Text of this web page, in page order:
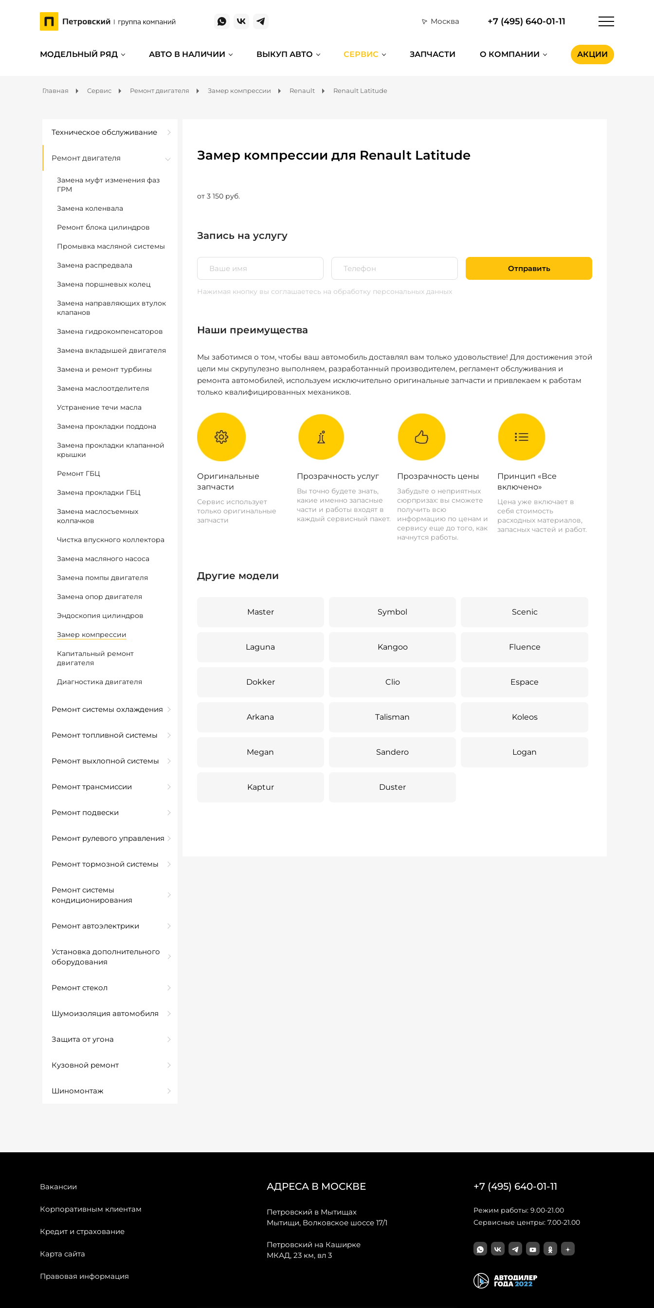
Москва +7 (495) 640-01-11
МОДЕЛЬНЫЙ РЯД АВТО В НАЛИЧИИ ВЫКУП АВТО СЕРВИС ЗАПЧАСТИ О КОМПАНИИ АКЦИИ
Главная Сервис Ремонт двигателя Замер компрессии Renault Renault Latitude
Техническое обслуживание
Ремонт двигателя
Замена муфт изменения фаз
ГРМ
Замена коленвала
Ремонт блока цилиндров
Промывка масляной системы
Замена распредвала
Замена поршневых колец
Замена направляющих втулок
клапанов
Замена гидрокомпенсаторов
Замена вкладышей двигателя
Замена и ремонт турбины
Замена маслоотделителя
Устранение течи масла
Замена прокладки поддона
Замена прокладки клапанной
крышки
Ремонт ГБЦ
Замена прокладки ГБЦ
Замена маслосъемных
колпачков
Чистка впускного коллектора
Замена масляного насоса
Замена помпы двигателя
Замена опор двигателя
Эндоскопия цилиндров
Замер компрессии
Капитальный ремонт
двигателя
Диагностика двигателя
Ремонт системы охлаждения
Ремонт топливной системы
Ремонт выхлопной системы
Ремонт трансмиссии
Ремонт подвески
Ремонт рулевого управления
Ремонт тормозной системы
Ремонт системы
кондиционирования
Ремонт автоэлектрики
Установка дополнительного
оборудования
Ремонт стекол
Шумоизоляция автомобиля
Защита от угона
Кузовной ремонт
Шиномонтаж
Замер компрессии для Renault Latitude
от 3 150 руб.
Запись на услугу
Отправить
Нажимая кнопку вы соглашаетесь на обработку персональных данных
Наши преимущества
Мы заботимся о том, чтобы ваш автомобиль доставлял вам только удовольствие! Для достижения этой
цели мы скрупулезно выполняем, разработанный производителем, регламент обслуживания и
ремонта автомобилей, используем исключительно оригинальные запчасти и привлекаем к работам
только квалифицированных механиков.
Оригинальные
запчасти
Сервис использует
только оригинальные
запчасти
Прозрачность услуг
Вы точно будете знать,
какие именно запасные
части и работы входят в
каждый сервисный пакет.
Прозрачность цены
Забудьте о неприятных
сюрпризах: вы сможете
получить всю
информацию по ценам и
сервису еще до того, как
начнутся работы.
Принцип «Все
включено»
Цена уже включает в
себя стоимость
расходных материалов,
запасных частей и работ.
Другие модели
Master Symbol Scenic
Laguna Kangoo Fluence
Dokker Clio Espace
Arkana Talisman Koleos
Megan Sandero Logan
Kaptur Duster
Вакансии
Корпоративным клиентам
Кредит и страхование
Карта сайта
Правовая информация
АДРЕСА В МОСКВЕ
Петровский в Мытищах
Мытищи, Волковское шоссе 17/1
Петровский на Каширке
МКАД, 23 км, вл 3
+7 (495) 640-01-11
Режим работы: 9.00-21.00
Сервисные центры: 7.00-21.00